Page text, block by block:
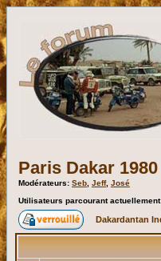
Paris Dakar 1980
Modérateurs: Seb Jeff, José
Utilisateurs parcourant
Dakardantan